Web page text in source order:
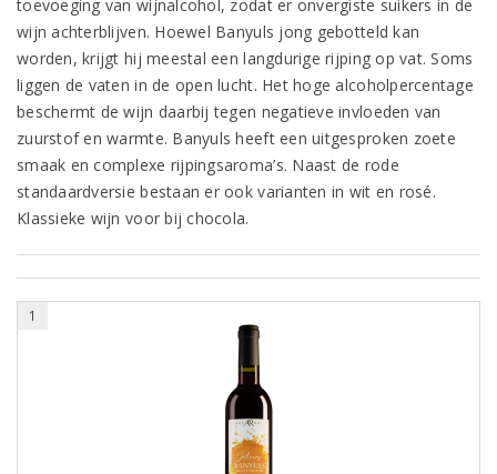
toevoeging van wijnalcohol, zodat er onvergiste suikers in de
wijn achterblijven. Hoewel Banyuls jong gebotteld kan
worden, krijgt hij meestal een langdurige rijping op vat. Soms
liggen de vaten in de open lucht. Het hoge alcoholpercentage
beschermt de wijn daarbij tegen negatieve invloeden van
zuurstof en warmte. Banyuls heeft een uitgesproken zoete
smaak en complexe rijpingsaroma’s. Naast de rode
standaardversie bestaan er ook varianten in wit en rosé.
Klassieke wijn voor bij chocola.
1